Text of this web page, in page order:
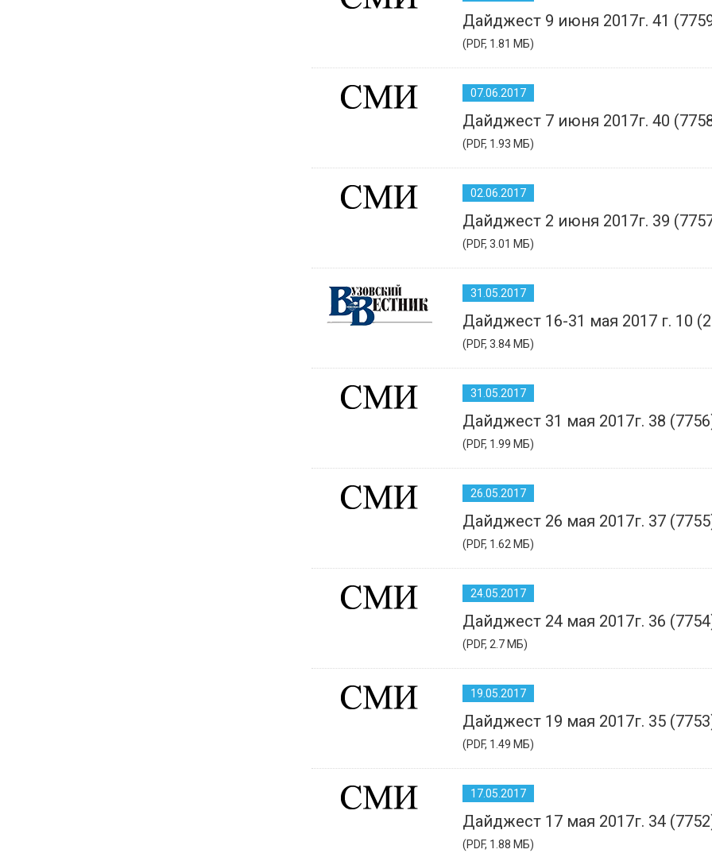
Дайджест 9 июня 2017г. 41
(PDF, 1.81 МБ)
07.06.2017
Дайджест 7 июня 2017г. 40
(PDF, 1.93 МБ)
02.06.2017
Дайджест 2 июня 2017г. 39
(PDF, 3.01 МБ)
31.05.2017
Дайджест 16-31 мая 2017 г. 10
(PDF, 3.84 МБ)
31.05.2017
Дайджест 31 мая 2017г. 38
(PDF, 1.99 МБ)
26.05.2017
Дайджест 26 мая 2017г. 37
(PDF, 1.62 МБ)
24.05.2017
Дайджест 24 мая 2017г. 36
(PDF, 2.7 МБ)
19.05.2017
Дайджест 19 мая 2017г. 35
(PDF, 1.49 МБ)
17.05.2017
Дайджест 17 мая 2017г. 34
(PDF, 1.88 МБ)